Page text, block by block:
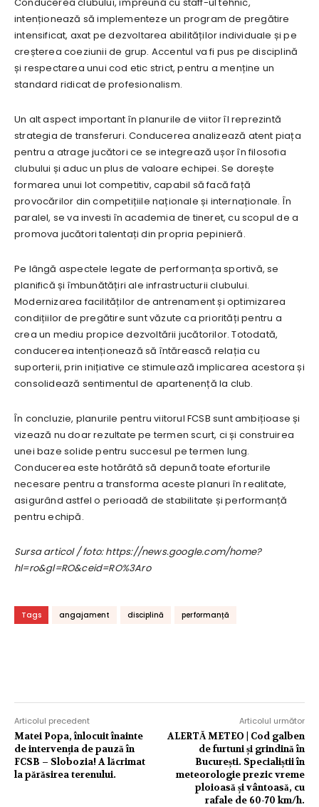
intenționează să implementeze un program de pregătire
intensificat, axat pe dezvoltarea abilităților individuale și pe
creșterea coeziunii de grup. Accentul va fi pus pe disciplină
și respectarea unui cod etic strict, pentru a menține un
standard ridicat de profesionalism.
Un alt aspect important în planurile de viitor îl reprezintă
strategia de transferuri. Conducerea analizează atent piața
pentru a atrage jucători ce se integrează ușor în filosofia
clubului și aduc un plus de valoare echipei. Se dorește
formarea unui lot competitiv, capabil să facă față
provocărilor din competițiile naționale și internaționale. În
paralel, se va investi în academia de tineret, cu scopul de a
promova jucători talentați din propria pepinieră.
Pe lângă aspectele legate de performanța sportivă, se
planifică și îmbunătățiri ale infrastructurii clubului.
Modernizarea facilităților de antrenament și optimizarea
condițiilor de pregătire sunt văzute ca priorități pentru a
crea un mediu propice dezvoltării jucătorilor. Totodată,
conducerea intenționează să întărească relația cu
suporterii, prin inițiative ce stimulează implicarea acestora și
consolidează sentimentul de apartenență la club.
În concluzie, planurile pentru viitorul FCSB sunt ambițioase și
vizează nu doar rezultate pe termen scurt, ci și construirea
unei baze solide pentru succesul pe termen lung.
Conducerea este hotărâtă să depună toate eforturile
necesare pentru a transforma aceste planuri în realitate,
asigurând astfel o perioadă de stabilitate și performanță
pentru echipă.
Sursa articol / foto: https://news.google.com/home?
hl=ro&gl=RO&ceid=RO%3Aro
Tags angajament disciplină performanță
Articolul precedent
Matei Popa, înlocuit înainte
de intervenția de pauză în
FCSB – Slobozia! A lăcrimat
la părăsirea terenului.
Articolul următor
ALERTĂ METEO | Cod galben
de furtuni și grindină în
București. Specialiștii în
meteorologie prezic vreme
ploioasă și vântoasă, cu
rafale de 60-70 km/h.